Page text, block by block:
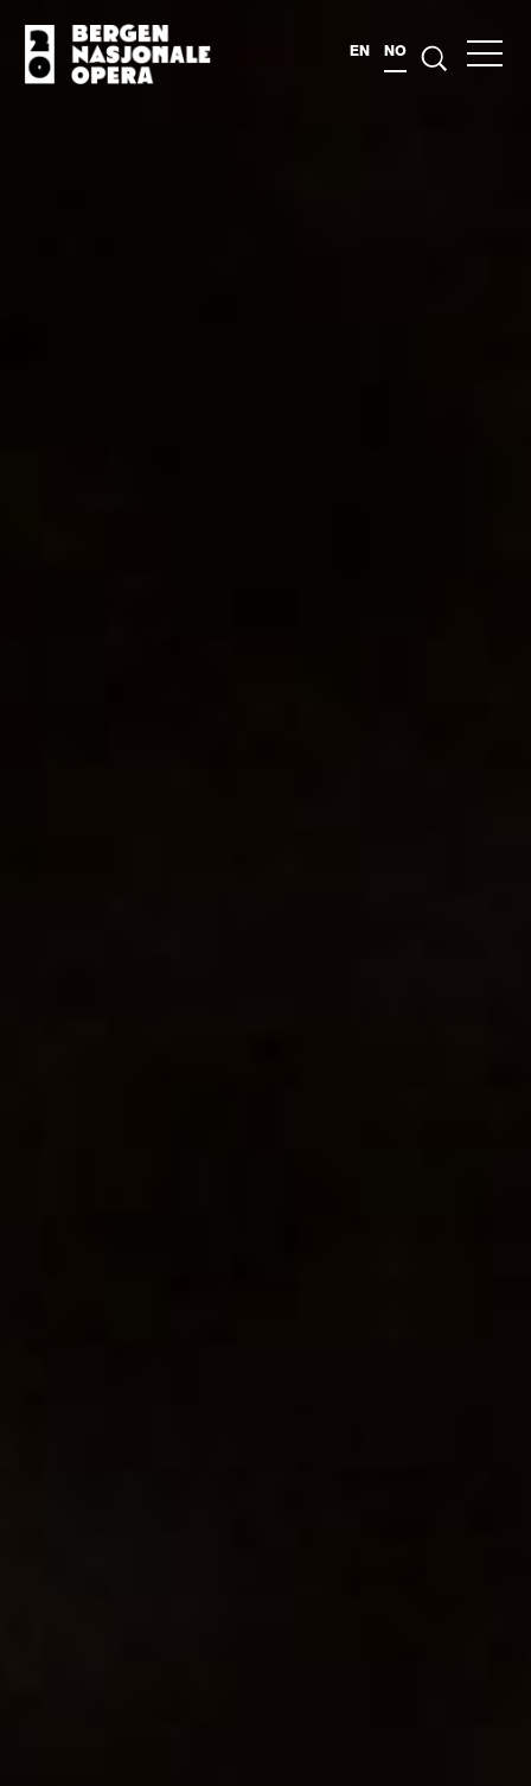
EN NO